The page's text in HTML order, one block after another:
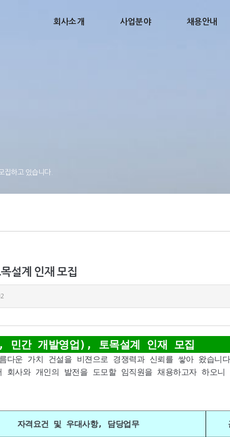
회사소개 사업분야 채용안내
집하고 있습니다.
설계 인재 모집
민간 개발영업), 토목설계 인재 모집
다운 가치 건설을 비젼으로 경쟁력과 신뢰를 쌓아 왔습니
회사와 개인의 발전을 도모할 임직원을 채용하고자 하오니
자격요건 및 우대사항, 담당업무